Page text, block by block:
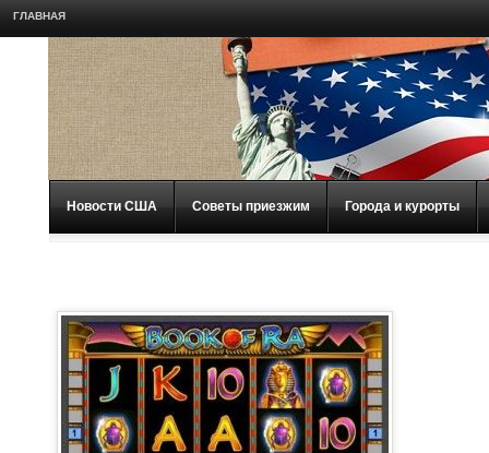
ГЛАВНАЯ
Новости США Советы приезжим Города и курорты